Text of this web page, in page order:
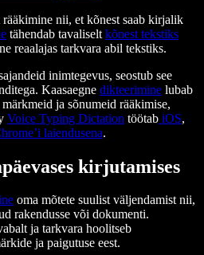
nii, et kõnest saab kirjalik
tähendab tavaliselt kõnest tekstiks
reaalajas tarkvara abil tekstiks.
inimtegevus, seostub see
Kaasaegne dikteerimine lubab
märkmeid ja sõnumeid rääkimise,
Voice Typing Dictation töötab iOS,
laiendusena.
kirjutamises
oma mõtete suulist väljendamist nii,
rakendusse või dokumenti.
ja tarkvara hoolitseb
ja paigutuse eest.